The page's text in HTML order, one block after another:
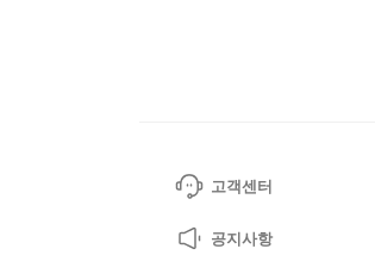
고객센터
공지사항